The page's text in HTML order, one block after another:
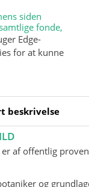
siden
fonde,
Edge-
for at kunne
beskrivelse
af offentlig
og